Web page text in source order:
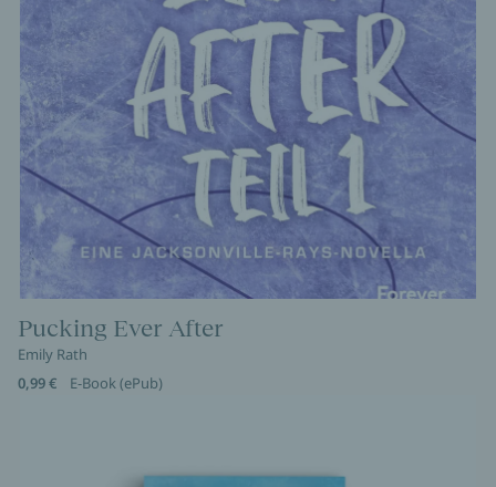
Pucking Ever After
Emily Rath
0,99 €
E-Book (ePub)